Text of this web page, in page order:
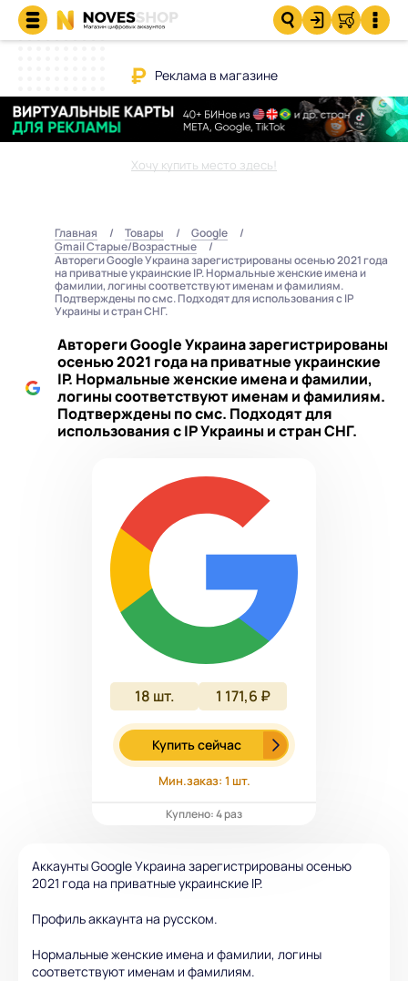
Реклама в магазине
Хочу купить место здесь!
Главная Товары
Google
Gmail Старые/Возрастные
Автореги Google Украина зарегистрированы осенью 2021 года
на приватные украинские IP. Нормальные женские имена и
фамилии, логины соответствуют именам и фамилиям.
Подтверждены по смс. Подходят для использования с IP
Украины и стран СНГ.
Автореги Google Украина зарегистрированы
осенью 2021 года на приватные украинские
IP. Нормальные женские имена и фамилии,
логины соответствуют именам и фамилиям.
Подтверждены по смс. Подходят для
использования с IP Украины и стран СНГ.
18 шт. 1 171,6 ₽
Купить сейчас
Мин.заказ: 1 шт.
Куплено: 4 раз
Аккаунты Google Украина зарегистрированы осенью
2021 года на приватные украинские IP.
Профиль аккаунта на русском.
Нормальные женские имена и фамилии, логины
соответствуют именам и фамилиям.